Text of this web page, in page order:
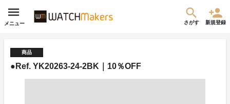
メニュー さがす 新規登録
商品
●Ref. YK20263-24-2BK｜10％OFF